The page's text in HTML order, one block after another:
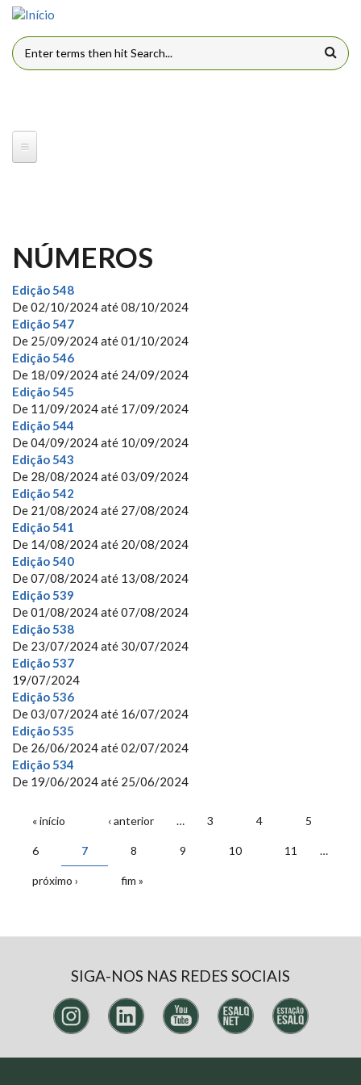
Pular para o conteúdo principal
FORMULÁRIO DE BUSCA
NÚMEROS
Edição 548
De02/10/2024até08/10/2024
Edição 547
De 25/09/2024até01/10/2024
Edição 546
De 18/09/2024até 24/09/2024
Edição 545
De 11/09/2024até 17/09/2024
Edição 544
De04/09/2024até 10/09/2024
Edição 543
De 28/08/2024até03/09/2024
Edição 542
De 21/08/2024até 27/08/2024
Edição 541
De 14/08/2024até 20/08/2024
Edição 540
De07/08/2024até 13/08/2024
Edição 539
De01/08/2024até07/08/2024
Edição 538
De 23/07/2024até 30/07/2024
Edição 537
19/07/2024
Edição 536
De03/07/2024até 16/07/2024
Edição 535
De 26/06/2024até02/07/2024
Edição 534
De 19/06/2024até 25/06/2024
PÁGINAS
« início ‹ anterior … 3 4 5
6 7 8 9 10 11 …
próximo › fim »
SIGA-NOS NAS REDES SOCIAIS